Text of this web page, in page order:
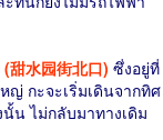
甜水园街北口) ซึ่งอยู่ที่
กะจะเริ่มเดินจากทิศ
น ไม่กลับมาทางเดิม